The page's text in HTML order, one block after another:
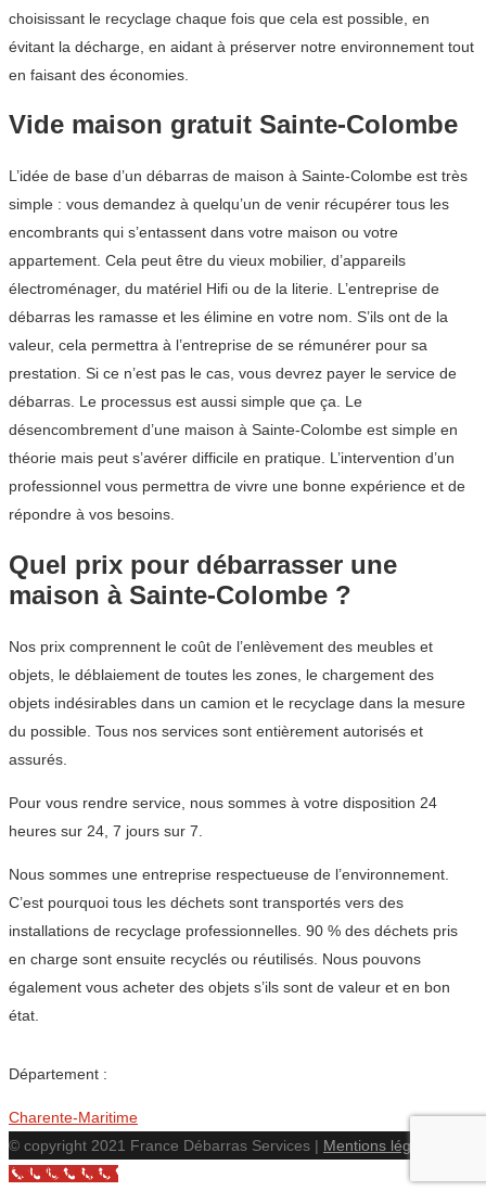
choisissant le recyclage chaque fois que cela est possible, en
évitant la décharge, en aidant à préserver notre environnement tout
en faisant des économies.
Vide maison gratuit Sainte-Colombe
L’idée de base d’un débarras de maison à Sainte-Colombe est très
simple : vous demandez à quelqu’un de venir récupérer tous les
encombrants qui s’entassent dans votre maison ou votre
appartement. Cela peut être du vieux mobilier, d’appareils
électroménager, du matériel Hifi ou de la literie. L’entreprise de
débarras les ramasse et les élimine en votre nom. S’ils ont de la
valeur, cela permettra à l’entreprise de se rémunérer pour sa
prestation. Si ce n’est pas le cas, vous devrez payer le service de
débarras. Le processus est aussi simple que ça. Le
désencombrement d’une maison à Sainte-Colombe est simple en
théorie mais peut s’avérer difficile en pratique. L’intervention d’un
professionnel vous permettra de vivre une bonne expérience et de
répondre à vos besoins.
Quel prix pour débarrasser une
maison à Sainte-Colombe ?
Nos prix comprennent le coût de l’enlèvement des meubles et
objets, le déblaiement de toutes les zones, le chargement des
objets indésirables dans un camion et le recyclage dans la mesure
du possible. Tous nos services sont entièrement autorisés et
assurés.
Pour vous rendre service, nous sommes à votre disposition 24
heures sur 24, 7 jours sur 7.
Nous sommes une entreprise respectueuse de l’environnement.
C’est pourquoi tous les déchets sont transportés vers des
installations de recyclage professionnelles. 90 % des déchets pris
en charge sont ensuite recyclés ou réutilisés. Nous pouvons
également vous acheter des objets s’ils sont de valeur et en bon
état.
Département :
Charente-Maritime
© copyright 2021 France Débarras Services | Mentions légales
Call Now Button